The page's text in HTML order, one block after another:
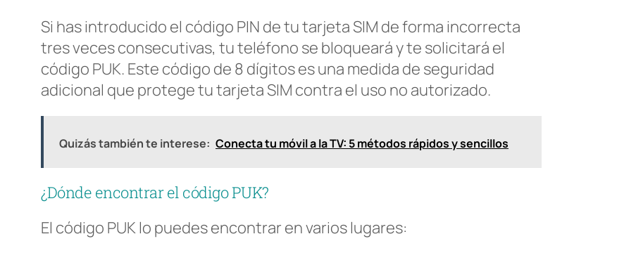
Si has introducido el código PIN de tu tarjeta SIM de forma incorrecta
tres veces consecutivas, tu teléfono se bloqueará y te solicitará el
código PUK. Este código de 8 dígitos es una medida de seguridad
adicional que protege tu tarjeta SIM contra el uso no autorizado.
Quizás también te interese: Conecta tu móvil a la TV: 5 métodos rápidos y sencillos
¿Dónde encontrar el código PUK?
El código PUK lo puedes encontrar en varios lugares: